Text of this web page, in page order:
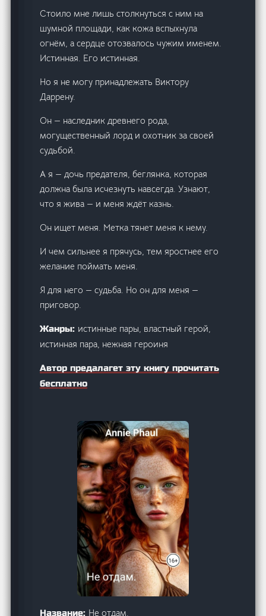
Стоило мне лишь столкнуться с ним на
шумной площади, как кожа вспыхнула
огнём, а сердце отозвалось чужим именем.
Истинная. Его истинная.
Но я не могу принадлежать Виктору
Даррену.
Он — наследник древнего рода,
могущественный лорд и охотник за своей
судьбой.
А я — дочь предателя, беглянка, которая
должна была исчезнуть навсегда. Узнают,
что я жива — и меня ждёт казнь.
Он ищет меня. Метка тянет меня к нему.
И чем сильнее я прячусь, тем яростнее его
желание поймать меня.
Я для него — судьба. Но он для меня —
приговор.
Жанры:истинные пары, властный герой,
истинная пара, нежная героиня
Автор предалагет эту книгу прочитать
бесплатно
Название: Не отдам.